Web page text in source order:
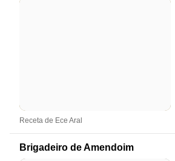
Receta de Ece Aral
Brigadeiro de Amendoim